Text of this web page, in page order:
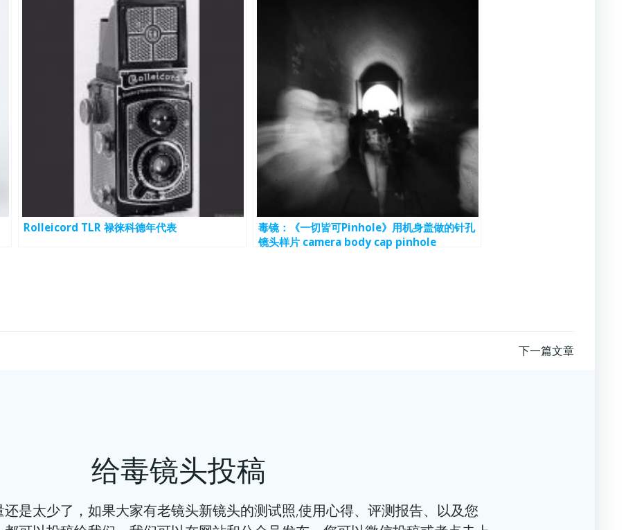
Rolleicord TLR 禄徕科德年代表
毒镜：《一切皆可Pinhole》用机身盖做的针孔
镜头样片 camera body cap pinhole
航
下一篇文章
给毒镜头投稿
太少了，如果大家有老镜头新镜头的测试照,使用心得、评测报告、以及您